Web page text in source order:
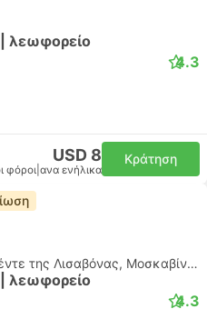
λεωφορείο
4.3
USD 8
φόροι ανα ενήλικα
Κράτηση
Σταθμός λεωφορείων της Οριέντε της Λισαβόνας, Μοσκαβίντε
λεωφορείο
4.3